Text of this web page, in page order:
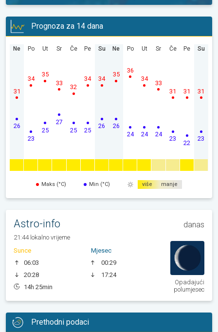
Prognoza za 14 dana
Ne
26
31
Po
23
34
Ut
25
35
Sr
27
33
Če
25
32
Pe
25
34
Su
26
34
Ne
26
35
Po
24
36
Ut
24
34
Sr
24
33
Če
23
31
Pe
22
31
Su
23
31
Maks (°C) Min (°C) više manje
Astro-info danas
21:44 lokalno vrijeme
Sunce
06:03
20:28
14h 25min
Mjesec
00:29
17:24
Opadajući
polumjesec
Prethodni podaci